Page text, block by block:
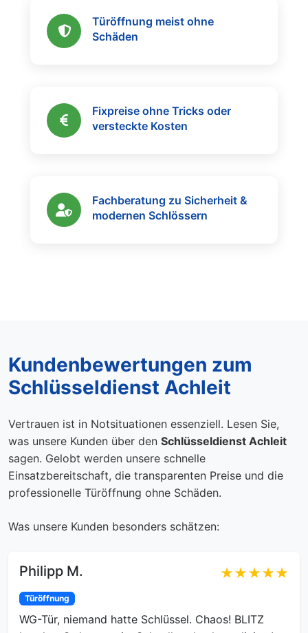
Türöffnung meist ohne
Schäden
Fixpreise ohne Tricks oder
versteckte Kosten
Fachberatung zu Sicherheit &
modernen Schlössern
Kundenbewertungen zum
Schlüsseldienst Achleit
Vertrauen ist in Notsituationen essenziell. Lesen Sie,
was unsere Kunden über den Schlüsseldienst Achleit
sagen. Gelobt werden unsere schnelle
Einsatzbereitschaft, die transparenten Preise und die
professionelle Türöffnung ohne Schäden.
Was unsere Kunden besonders schätzen:
Philipp M. ★★★★★
Türöffnung
WG-Tür, niemand hatte Schlüssel. Chaos! BLITZ